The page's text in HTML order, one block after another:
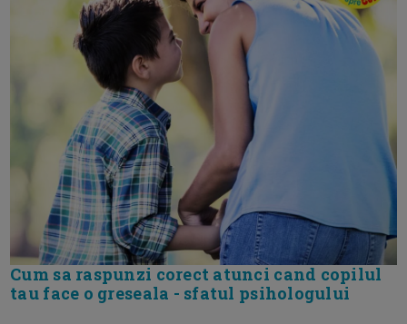
Cum sa raspunzi corect atunci cand copilul
tau face o greseala - sfatul psihologului